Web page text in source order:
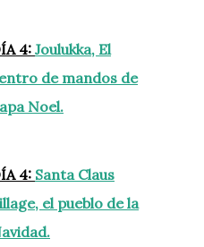
4: Joulukka, El
de mandos de
Noel.
4: Santa Claus
el pueblo de la